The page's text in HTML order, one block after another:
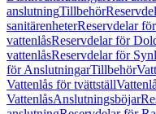
anslutningTillbehör
sanitärenheterReservdelar
vattenlåsReservdelar för
vattenlåsReservdelar för
för AnslutningarTillbehör
Vattenlås för tvättställ
VattenlåsAnslutningsböjar